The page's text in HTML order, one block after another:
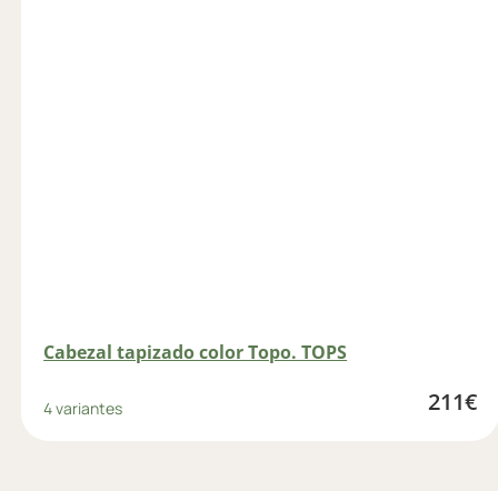
Cabezal tapizado color Topo. TOPS
4 variantes 211€